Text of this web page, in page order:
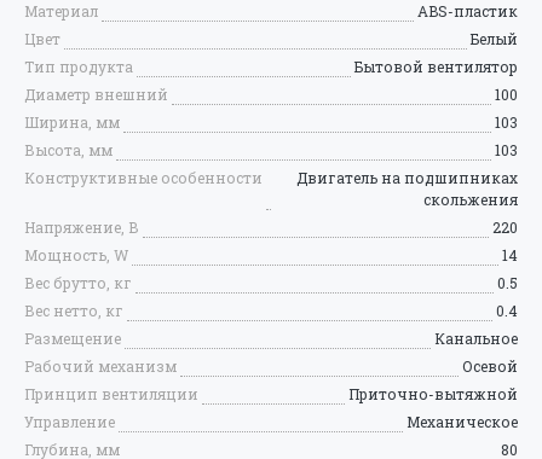
Материал
ABS-пластик
Цвет
Белый
Тип продукта
Бытовой вентилятор
Диаметр внешний
100
Ширина, мм
103
Высота, мм
103
Конструктивные особенности
Двигатель на подшипниках
скольжения
Напряжение, В
220
Мощность, W
14
Вес брутто, кг
0.5
Вес нетто, кг
0.4
Размещение
Канальное
Рабочий механизм
Осевой
Принцип вентиляции
Приточно-вытяжной
Управление
Механическое
Глубина, мм
80